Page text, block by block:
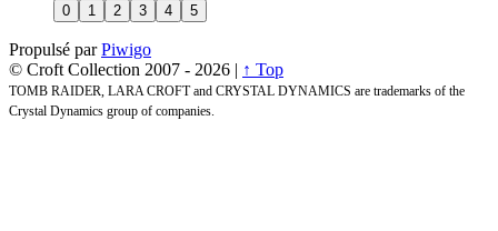
Propulsé parPiwigo
© Croft Collection 2007 - 2026 | ↑ Top
TOMB RAIDER, LARA CROFT and CRYSTAL DYNAMICS are trademarks of the
Crystal Dynamics group of companies.